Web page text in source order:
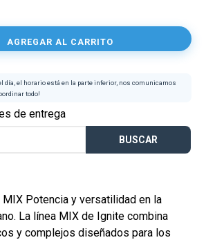
AGREGAR AL CARRITO
día, el horario está en la parte inferior, nos comunicamos
todo!
Potencia y versatilidad en la
La línea MIX de Ignite combina
y complejos diseñados para los